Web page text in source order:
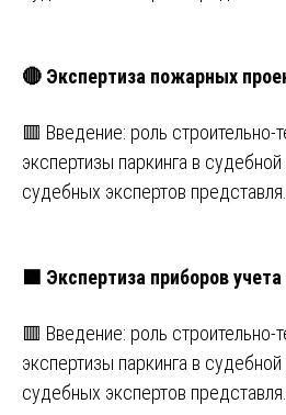
🔴 Экспертиза пожарных
🟥 Введение: роль строительно-
экспертизы паркинга в
судебных экспертов представля…
🟩 Экспертиза приборов
🟥 Введение: роль строительно-
экспертизы паркинга в
судебных экспертов представля…